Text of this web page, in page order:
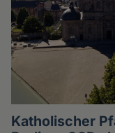
Katholischer